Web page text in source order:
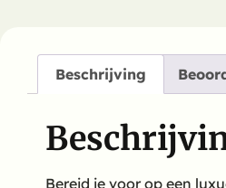
Beschrijving
Bereid je voor op een